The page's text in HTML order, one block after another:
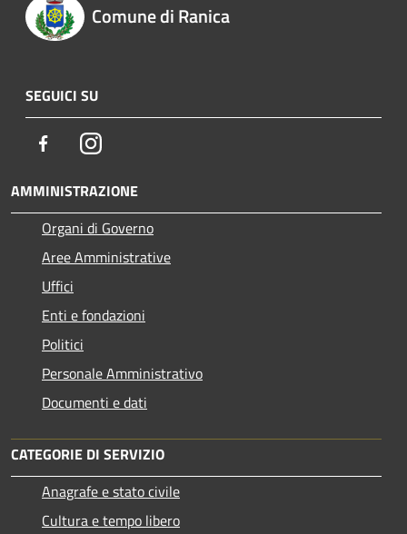
Comune di Ranica
SEGUICI SU
FacebookInstagram
AMMINISTRAZIONE
Organi di Governo
Aree Amministrative
Uffici
Enti e fondazioni
Politici
Personale Amministrativo
Documenti e dati
CATEGORIE DI SERVIZIO
Anagrafe e stato civile
Cultura e tempo libero